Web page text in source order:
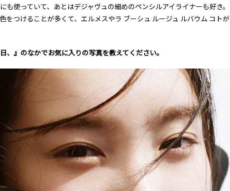
も使っていて、あとはデジャヴュの細めのペンシルアイライナーも好き。
をつけることが多くて、エルメスやラ ブーシュ ルージュ ルバウム コトが
、』のなかでお気に入りの写真を教えてください。